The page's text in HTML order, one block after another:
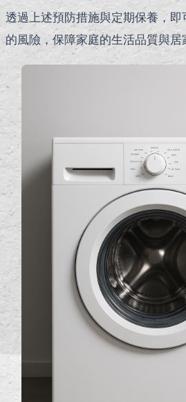
透過上述預防措施與定期保養，
的風險，保障家庭的生活品質與居